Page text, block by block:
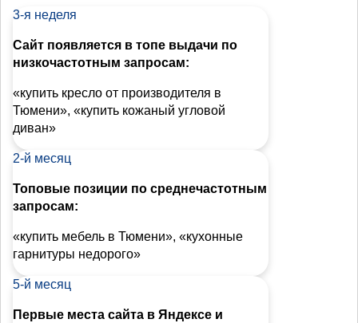
3-я неделя
Сайт появляется в топе выдачи по
низкочастотным запросам:
«купить кресло от производителя в
Тюмени», «купить кожаный угловой
диван»
2-й месяц
Топовые позиции по среднечастотным
запросам:
«купить мебель в Тюмени», «кухонные
гарнитуры недорого»
5-й месяц
Первые места сайта в Яндексе и